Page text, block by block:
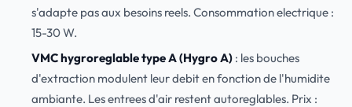
s'adapte pas aux besoins reels. Consommation electrique :
15-30 W.
VMC hygroreglable type A (Hygro A): les bouches
d'extraction modulent leur debit en fonction de l'humidite
ambiante. Les entrees d'air restent autoreglables. Prix :